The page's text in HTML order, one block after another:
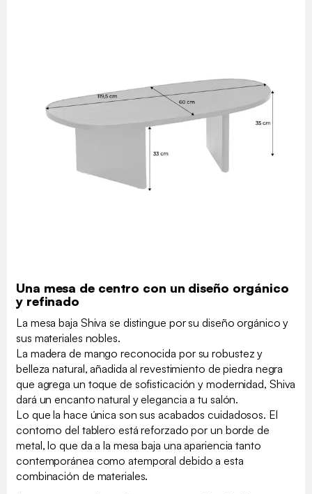
Una mesa de centro con un diseño orgánico
y refinado
La mesa baja Shiva se distingue por su diseño orgánico y
sus materiales nobles.
La madera de mango reconocida por su robustez y
belleza natural, añadida al revestimiento de piedra negra
que agrega un toque de sofisticación y modernidad, Shiva
dará un encanto natural y elegancia a tu salón.
Lo que la hace única son sus acabados cuidadosos. El
contorno del tablero está reforzado por un borde de
metal, lo que da a la mesa baja una apariencia tanto
contemporánea como atemporal debido a esta
combinación de materiales.